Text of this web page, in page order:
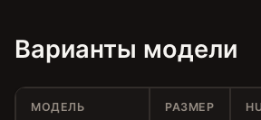
Варианты модели
МОДЕЛЬ РАЗМЕР